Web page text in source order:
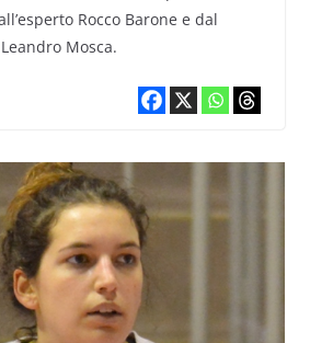
Rocco Barone e dal
Mosca.